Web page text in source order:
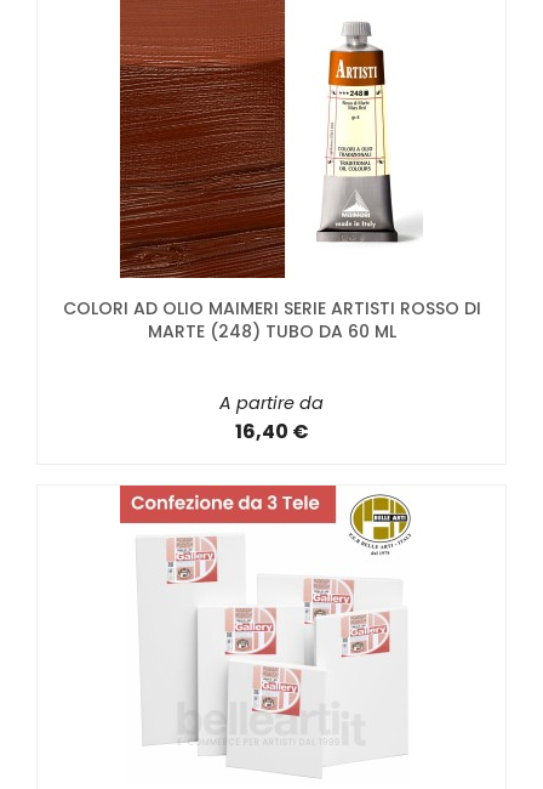
COLORI AD OLIO MAIMERI SERIE ARTISTI ROSSO DI
MARTE (248) TUBO DA 60 ML
A partire da
16,40 €